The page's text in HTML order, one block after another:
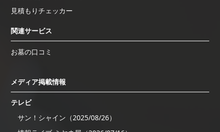
見積もりチェッカー
関連サービス
お墓の口コミ
メディア掲載情報
テレビ
サン！シャイン（2025/08/26）